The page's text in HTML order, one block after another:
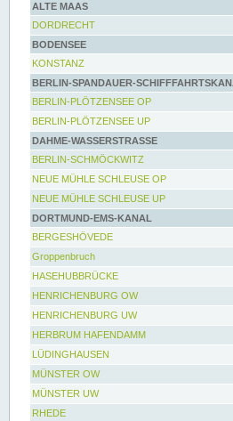
ALTE MAAS
DORDRECHT
BODENSEE
KONSTANZ
BERLIN-SPANDAUER-
BERLIN-PLÖTZENSEE OP
BERLIN-PLÖTZENSEE UP
DAHME-WASSERSTRASSE
BERLIN-SCHMÖCKWITZ
NEUE MÜHLE SCHLEUSE OP
NEUE MÜHLE SCHLEUSE UP
DORTMUND-EMS-KANAL
BERGESHÖVEDE
Groppenbruch
HASEHUBBRÜCKE
HENRICHENBURG OW
HENRICHENBURG UW
HERBRUM HAFENDAMM
LÜDINGHAUSEN
MÜNSTER OW
MÜNSTER UW
RHEDE